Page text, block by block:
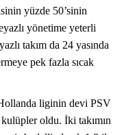
yüzde 50’sinin
yönetime yeterli
takım da 24 yasında
pek fazla sıcak
liginin devi PSV
oldu. İki takımın